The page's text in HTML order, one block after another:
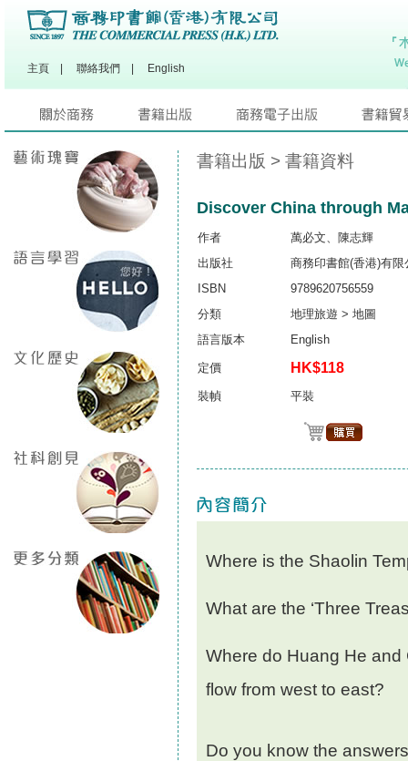
主頁 聯絡我們 English
書籍出版 > 書籍資料
Discover China through
作者
萬必文、陳志輝
出版社
商務印書館(香港)有限
ISBN
9789620756559
分類
地理旅遊 > 地圖
語言版本
English
定價 HK$118
裝幀 平裝
Where is the Shaolin
What are the ‘Three
Where do Huang He
flow from west to east?
Do you know the